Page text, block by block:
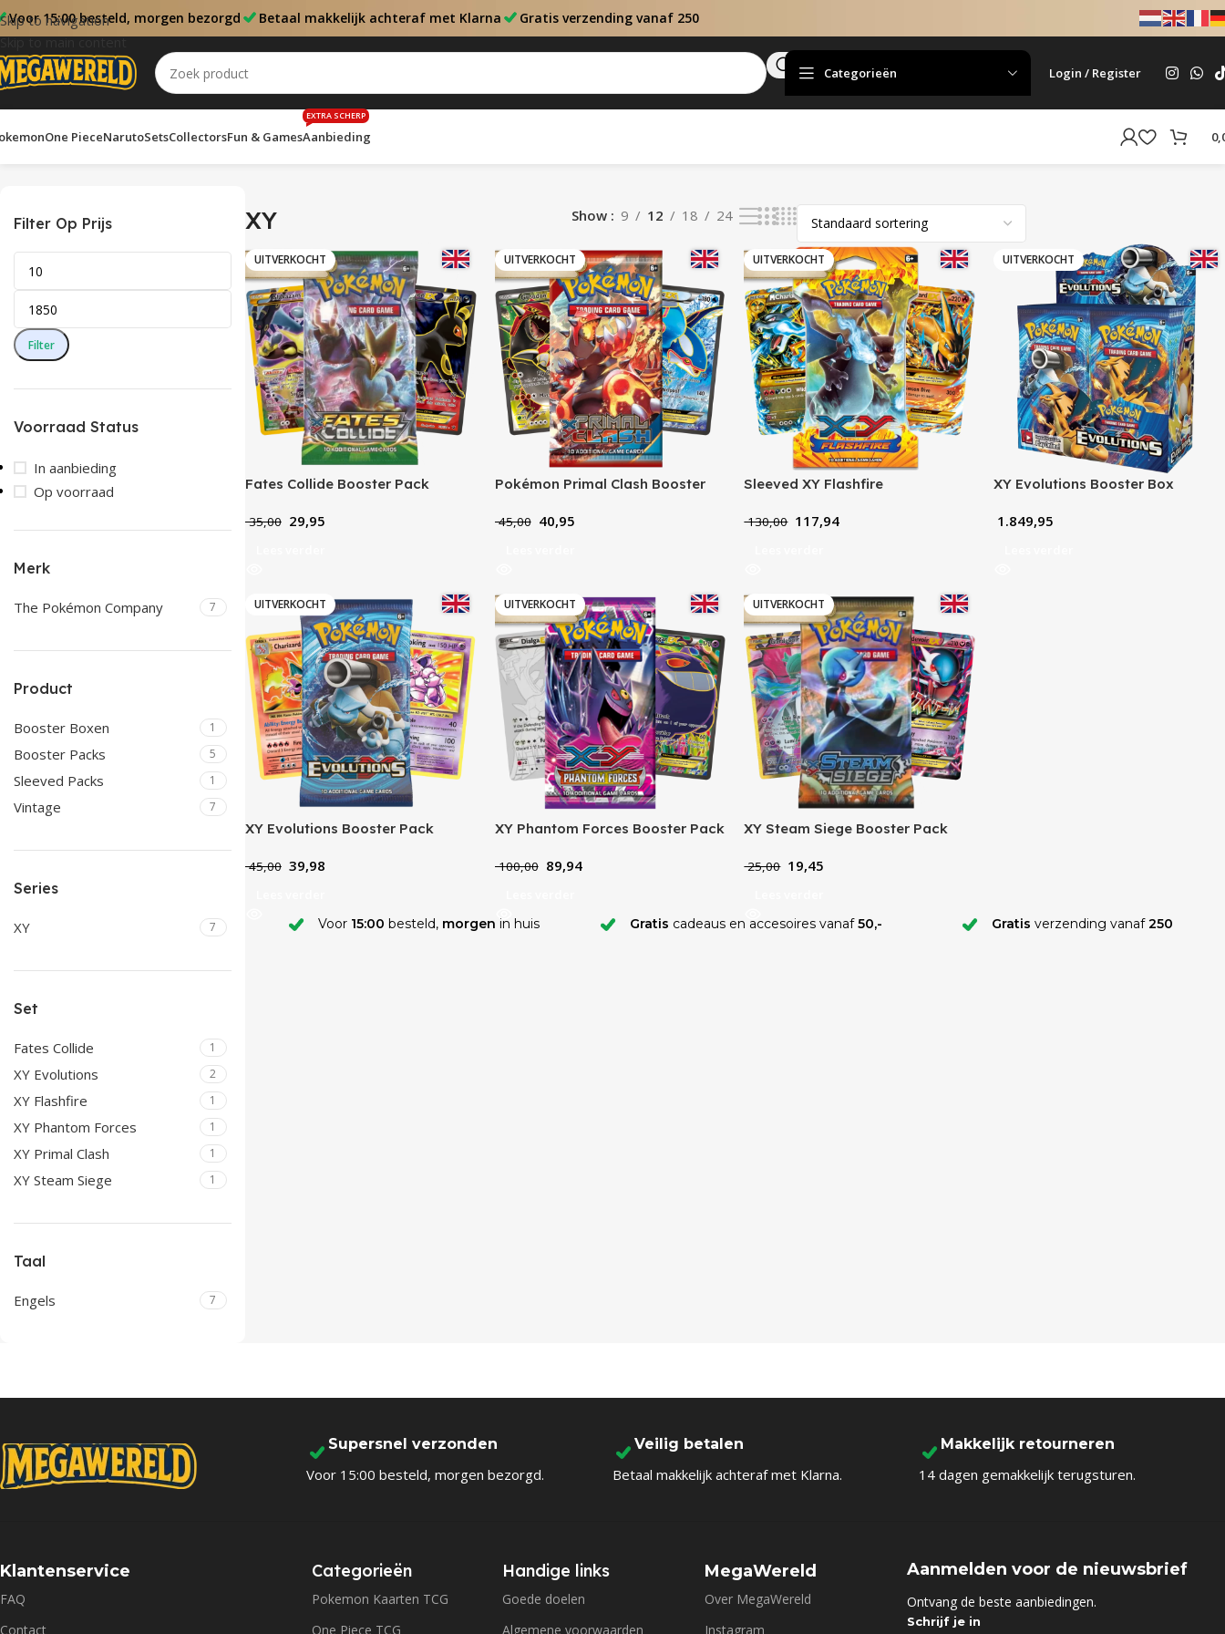
Skip to navigation
Skip to main content
Voor 15:00 besteld, morgen bezorgd Betaal makkelijk achteraf met Klarna Gratis verzending vanaf 250
Categorieën Login / Register
One PieceNarutoSetsCollectorsFun & GamesAanbieding
EXTRA SCHERP
Filter Op Prijs
Filter
Voorraad Status
In aanbieding
Op voorraad
Merk
The Pokémon Company 7
Product
Booster Boxen 1
Booster Packs 5
Sleeved Packs 1
Vintage 7
Series
XY 7
Set
Fates Collide 1
XY Evolutions 2
XY Flashfire 1
XY Phantom Forces 1
XY Primal Clash 1
XY Steam Siege 1
Taal
Engels 7
XY Show 9 12 18 24
UITVERKOCHT
Fates Collide Booster Pack
35,00 29,95
UITVERKOCHT
Pokémon Primal Clash Booster
45,00 40,95
UITVERKOCHT
Sleeved XY Flashfire
130,00 117,94
UITVERKOCHT
XY Evolutions Booster Box
1.849,95
UITVERKOCHT
XY Evolutions Booster Pack
45,00 39,98
UITVERKOCHT
XY Phantom Forces Booster Pack
100,00 89,94
UITVERKOCHT
XY Steam Siege Booster Pack
25,00 19,45
Voor 15:00 besteld, morgen in huis Gratis cadeaus en accesoires vanaf50,- Gratis verzending vanaf250
Supersnel verzonden
Voor 15:00 besteld, morgen bezorgd.
Veilig betalen
Betaal makkelijk achteraf met Klarna.
Makkelijk retourneren
14 dagen gemakkelijk terugsturen.
Klantenservice
FAQ
Contact
Categorieën
Pokemon Kaarten TCG
One Piece TCG
Handige links
Goede doelen
Algemene voorwaarden
MegaWereld
Over MegaWereld
Instagram
Aanmelden voor de nieuwsbrief
Ontvang de beste aanbiedingen.
Schrijf je in